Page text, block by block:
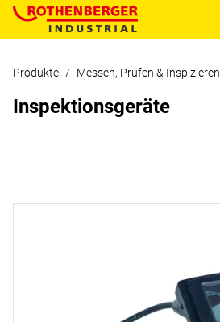
Produkte / Messen, Prüfen & Inspizieren
Inspektionsgeräte